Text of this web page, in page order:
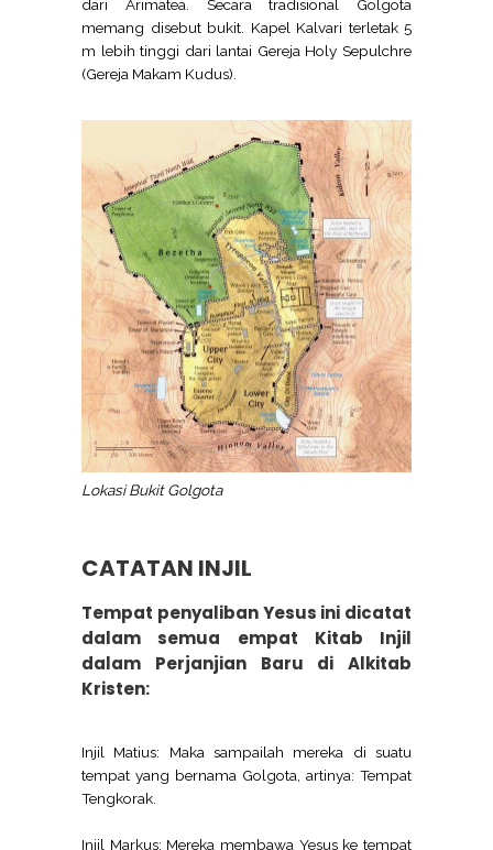
dari Arimatea. Secara tradisional Golgota
memang disebut bukit. Kapel Kalvari terletak 5
m lebih tinggi dari lantai Gereja Holy Sepulchre
(Gereja Makam Kudus).
Lokasi Bukit Golgota
CATATAN INJIL
Tempat penyaliban Yesus ini dicatat
dalam semua empat Kitab Injil
dalam Perjanjian Baru di Alkitab
Kristen:
Injil Matius: Maka sampailah mereka di suatu
tempat yang bernama Golgota, artinya: Tempat
Tengkorak.
Injil Markus: Mereka membawa Yesus ke tempat